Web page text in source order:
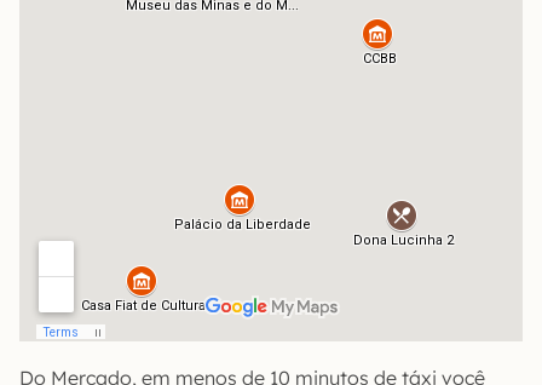
Do Mercado, em menos de 10 minutos de táxi você